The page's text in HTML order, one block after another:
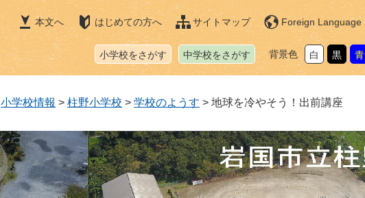
本文へ はじめての方へ サイトマップ Foreign Language
小学校をさがす 中学校をさがす 背景色 白 黒 青
小学校情報 > 柱野小学校 > 学校のようす > 地球を冷やそう！出前講座